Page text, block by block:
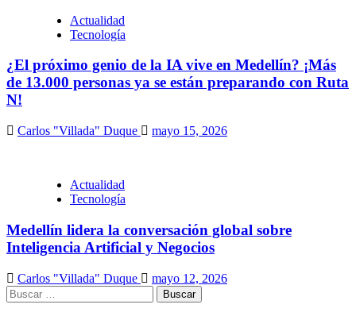
Actualidad
Tecnología
¿El próximo genio de la IA vive en Medellín? ¡Más
de 13.000 personas ya se están preparando con Ruta
N!
Carlos "Villada" Duque mayo 15, 2026
Actualidad
Tecnología
Medellín lidera la conversación global sobre
Inteligencia Artificial y Negocios
Carlos "Villada" Duque
mayo 12, 2026
Buscar: